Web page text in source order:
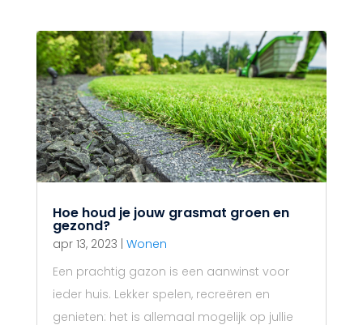
Hoe houd je jouw grasmat groen en
gezond?
apr 13, 2023 | Wonen
Een prachtig gazon is een aanwinst voor
ieder huis. Lekker spelen, recreëren en
genieten: het is allemaal mogelijk op jullie